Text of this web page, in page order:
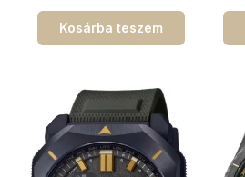
Kosárba teszem